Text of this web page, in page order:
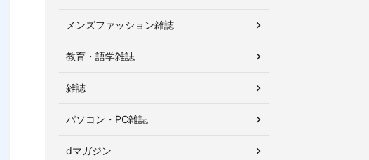
メンズファッション雑誌
教育・語学雑誌
雑誌
パソコン・PC雑誌
dマガジン